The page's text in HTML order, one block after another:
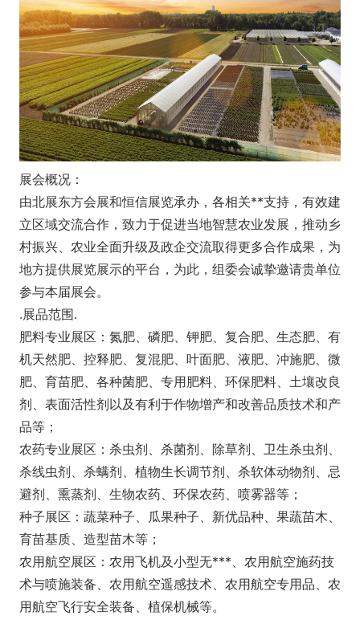
展会概况：
由北展东方会展和恒信展览承办，各相关**支持，有效建
立区域交流合作，致力于促进当地智慧农业发展，推动乡
村振兴、农业全面升级及政企交流取得更多合作成果，为
地方提供展览展示的平台，为此，组委会诚挚邀请贵单位
参与本届展会。
.展品范围.
肥料专业展区：氮肥、磷肥、钾肥、复合肥、生态肥、有
机天然肥、控释肥、复混肥、叶面肥、液肥、冲施肥、微
肥、育苗肥、各种菌肥、专用肥料、环保肥料、土壤改良
剂、表面活性剂以及有利于作物增产和改善品质技术和产
品等；
农药专业展区：杀虫剂、杀菌剂、除草剂、卫生杀虫剂、
杀线虫剂、杀螨剂、植物生长调节剂、杀软体动物剂、忌
避剂、熏蒸剂、生物农药、环保农药、喷雾器等；
种子展区：蔬菜种子、瓜果种子、新优品种、果蔬苗木、
育苗基质、造型苗木等；
农用航空展区：农用飞机及小型无***、农用航空施药技
术与喷施装备、农用航空遥感技术、农用航空专用品、农
用航空飞行安全装备、植保机械等。